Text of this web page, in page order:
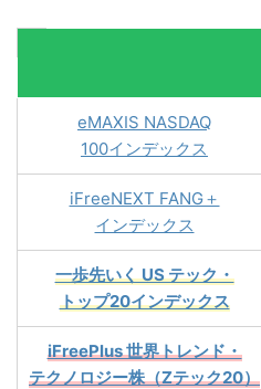
eMAXIS NASDAQ
100インデックス
iFreeNEXT FANG＋
インデックス
一歩先いく US テック・
トップ20インデックス
iFreePlus 世界トレンド・
テクノロジー株（Zテック20）